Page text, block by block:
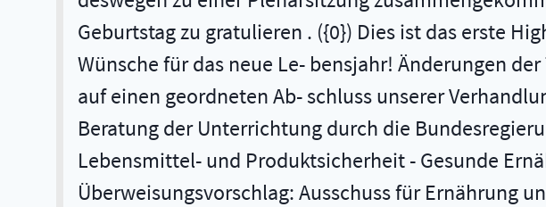
Geburtstag zu gratulieren . ({0}) Dies ist das erste
Wünsche für das neue Le- bensjahr! Änderungen
auf einen geordneten Ab- schluss unserer
Beratung der Unterrichtung durch die
Lebensmittel- und Produktsicherheit - Gesunde
Überweisungsvorschlag: Ausschuss für Ernährung